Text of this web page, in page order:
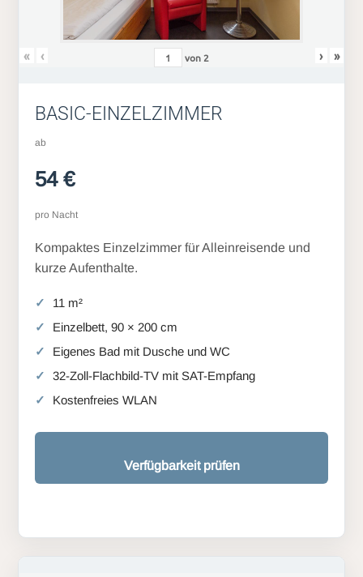
« ‹ von 2 › »
BASIC-EINZELZIMMER
ab
54 €
pro Nacht
Kompaktes Einzelzimmer für Alleinreisende und
kurze Aufenthalte.
11 m²
Einzelbett, 90 × 200 cm
Eigenes Bad mit Dusche und WC
32-Zoll-Flachbild-TV mit SAT-Empfang
Kostenfreies WLAN
Verfügbarkeit prüfen